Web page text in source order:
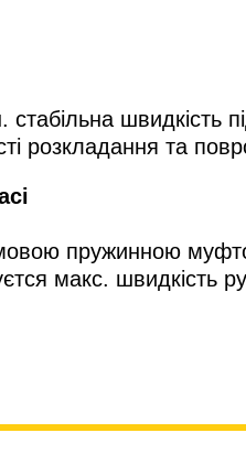
стабільна
розкладання та
пружинною
макс. швидкість